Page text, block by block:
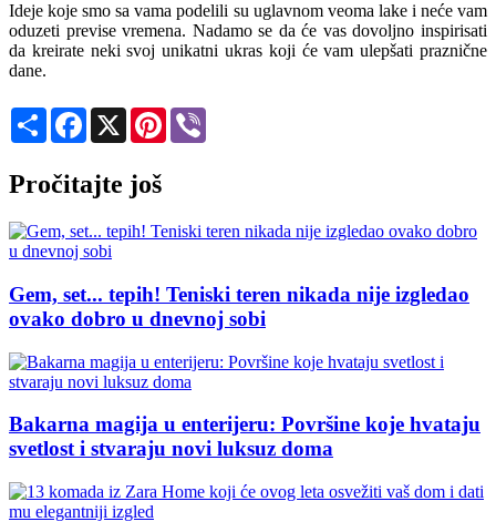
Ideje koje smo sa vama podelili su uglavnom veoma lake i neće vam
oduzeti previse vremena. Nadamo se da će vas dovoljno inspirisati
da kreirate neki svoj unikatni ukras koji će vam ulepšati praznične
dane.
Share Facebook
X Pinterest
Pročitajte još
Gem, set... tepih! Teniski teren nikada nije izgledao
ovako dobro u dnevnoj sobi
Bakarna magija u enterijeru: Površine koje hvataju
svetlost i stvaraju novi luksuz doma